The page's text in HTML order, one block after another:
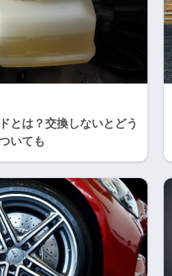
とは？交換しないとどう
いても